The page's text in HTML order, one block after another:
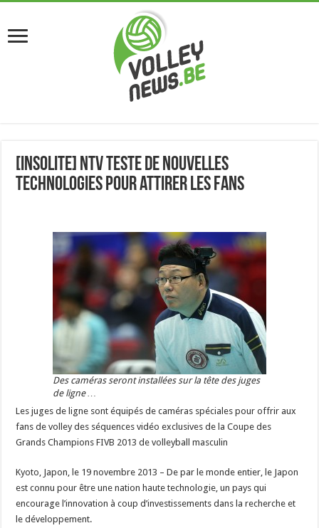
[Insolite] NTV teste de nouvelles
technologies pour attirer les fans
Des caméras seront installées sur la tête des juges
de ligne …
Les juges de ligne sont équipés de caméras spéciales pour offrir aux
fans de volley des séquences vidéo exclusives de la Coupe des
Grands Champions FIVB 2013 de volleyball masculin
Kyoto, Japon, le 19 novembre 2013 – De par le monde entier, le Japon
est connu pour être une nation haute technologie, un pays qui
encourage l’innovation à coup d’investissements dans la recherche et
le développement.